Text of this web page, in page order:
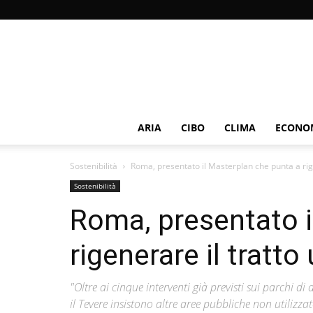
ARIA CIBO CLIMA
Sostenibilità Roma, presentato il Masterplan che punta a
Sostenibilità
Roma, presentato
rigenerare il tratto
"Oltre ai cinque interventi già previsti sui parchi
il Tevere insistono altre aree pubbliche non